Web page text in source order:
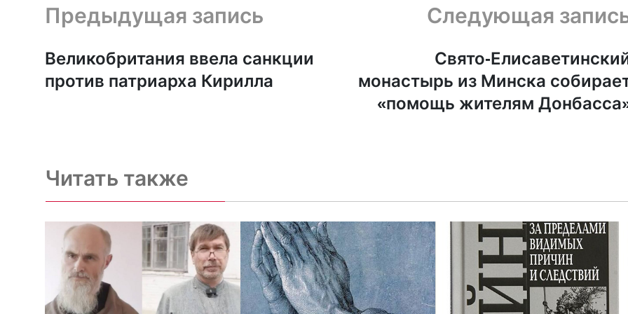
Предыдущая запись и следующая запись
Предыдущая запись
Великобритания ввела санкции
против патриарха Кирилла
Следующая
Свято-
монастырь из Минска
«помощь жителям
Читать также